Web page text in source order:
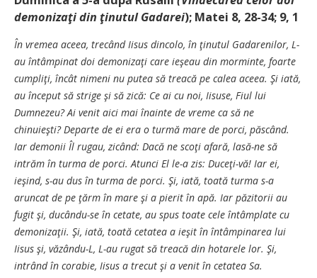
demonizaţi din ţinutul Gadarei); Matei 8, 28-34; 9, 1
În vremea aceea, trecând Iisus dincolo, în ţinutul Gadarenilor, L-
au întâmpinat doi demonizaţi care ieşeau din morminte, foarte
cumpliţi, încât nimeni nu putea să treacă pe calea aceea. Şi iată,
au început să strige şi să zică: Ce ai cu noi, Iisuse, Fiul lui
Dumnezeu? Ai venit aici mai înainte de vreme ca să ne
chinuieşti? Departe de ei era o turmă mare de porci, păscând.
Iar demonii Îl rugau, zicând: Dacă ne scoţi afară, lasă-ne să
intrăm în turma de porci. Atunci El le-a zis: Duceţi-vă! Iar ei,
ieşind, s-au dus în turma de porci. Şi, iată, toată turma s-a
aruncat de pe ţărm în mare şi a pierit în apă. Iar păzitorii au
fugit şi, ducându-se în cetate, au spus toate cele întâmplate cu
demonizaţii. Şi, iată, toată cetatea a ieşit în întâmpinarea lui
Iisus şi, văzându-L, L-au rugat să treacă din hotarele lor. Şi,
intrând în corabie, Iisus a trecut şi a venit în cetatea Sa.